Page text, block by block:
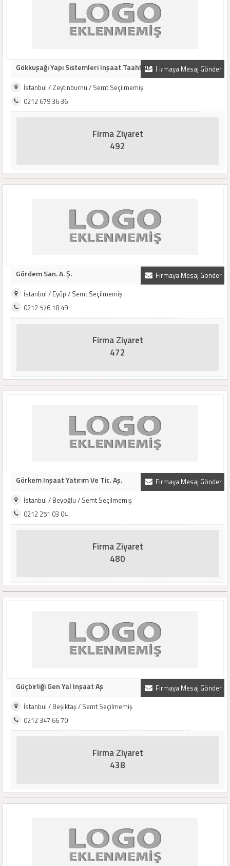
Firmaya Mesaj Gönder
Gökkuşağı Yapı Sistemleri Inşaat Taahhüt San...
İstanbul / Zeytinburnu / Semt Seçilmemiş
0212 679 36 36
Firma Ziyaret
492
Firmaya Mesaj Gönder
Gördem San. A. Ş.
İstanbul / Eyüp / Semt Seçilmemiş
0212 576 18 49
Firma Ziyaret
472
Firmaya Mesaj Gönder
Görkem Inşaat Yatırım Ve Tic. Aş.
İstanbul / Beyoğlu / Semt Seçilmemiş
0212 251 03 04
Firma Ziyaret
480
Firmaya Mesaj Gönder
Güçbirliği Gen Yal Inşaat Aş
İstanbul / Beşiktaş / Semt Seçilmemiş
0212 347 66 70
Firma Ziyaret
438